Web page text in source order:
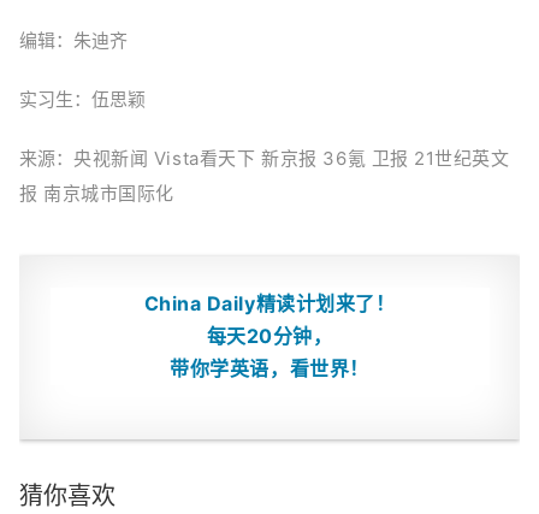
编辑：朱迪齐
实习生：伍思颖
来源： 央视新闻 Vista看天下 新京报 36氪 卫报 21世纪英文
报 南京城市国际化
China Daily精读计划来了！
每天20分钟，
带你学英语，看世界！
猜你喜欢